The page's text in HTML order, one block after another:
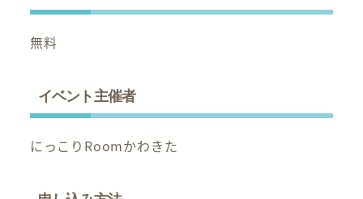
無料
イベント主催者
にっこりRoomかわきた